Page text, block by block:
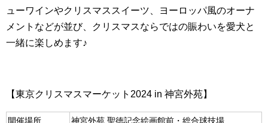
ューワインやクリスマススイーツ、ヨーロッパ風のオーナ
メントなどが並び、クリスマスならではの賑わいを愛犬と
一緒に楽しめます♪
【東京クリスマスマーケット2024 in 神宮外苑】
開催場所 神宮外苑 聖徳記念絵画館前・総合球技場